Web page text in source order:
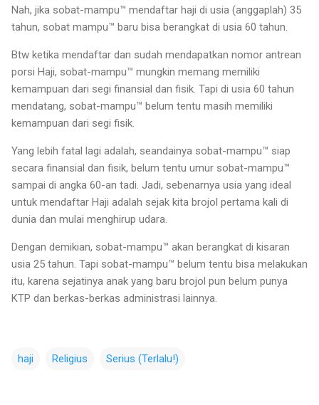
Nah, jika sobat-mampu™ mendaftar haji di usia (anggaplah) 35
tahun, sobat mampu™ baru bisa berangkat di usia 60 tahun.
Btw ketika mendaftar dan sudah mendapatkan nomor antrean
porsi Haji, sobat-mampu™ mungkin memang memiliki
kemampuan dari segi finansial dan fisik. Tapi di usia 60 tahun
mendatang, sobat-mampu™ belum tentu masih memiliki
kemampuan dari segi fisik.
Yang lebih fatal lagi adalah, seandainya sobat-mampu™ siap
secara finansial dan fisik, belum tentu umur sobat-mampu™
sampai di angka 60-an tadi. Jadi, sebenarnya usia yang ideal
untuk mendaftar Haji adalah sejak kita brojol pertama kali di
dunia dan mulai menghirup udara.
Dengan demikian, sobat-mampu™ akan berangkat di kisaran
usia 25 tahun. Tapi sobat-mampu™ belum tentu bisa melakukan
itu, karena sejatinya anak yang baru brojol pun belum punya
KTP dan berkas-berkas administrasi lainnya.
haji Religius Serius (Terlalu!)